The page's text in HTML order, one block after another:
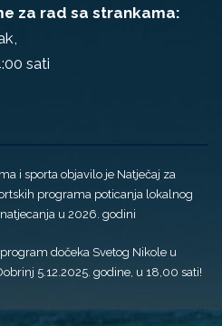
za rad sa strankama:
sati
i sporta objavilo je Natječaj za
programa poticanja lokalnog
u 2026. godini
dočeka Svetog Nikole u
5.12.2025. godine, u 18,00 sati!